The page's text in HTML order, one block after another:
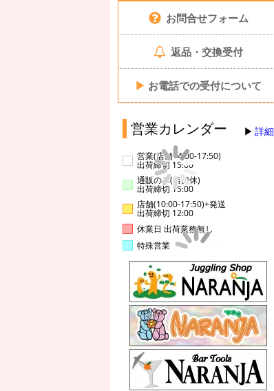
お問合せフォーム
返品・交換受付
▶ お電話での受付について
営業カレンダー 詳細
営業(店舗14:00-17:50)
出荷締切 15:00
通販のみ(店舗休)
出荷締切 15:00
店舗(10:00-17:50)+発送
出荷締切 12:00
休業日 出荷業務無し
特殊営業